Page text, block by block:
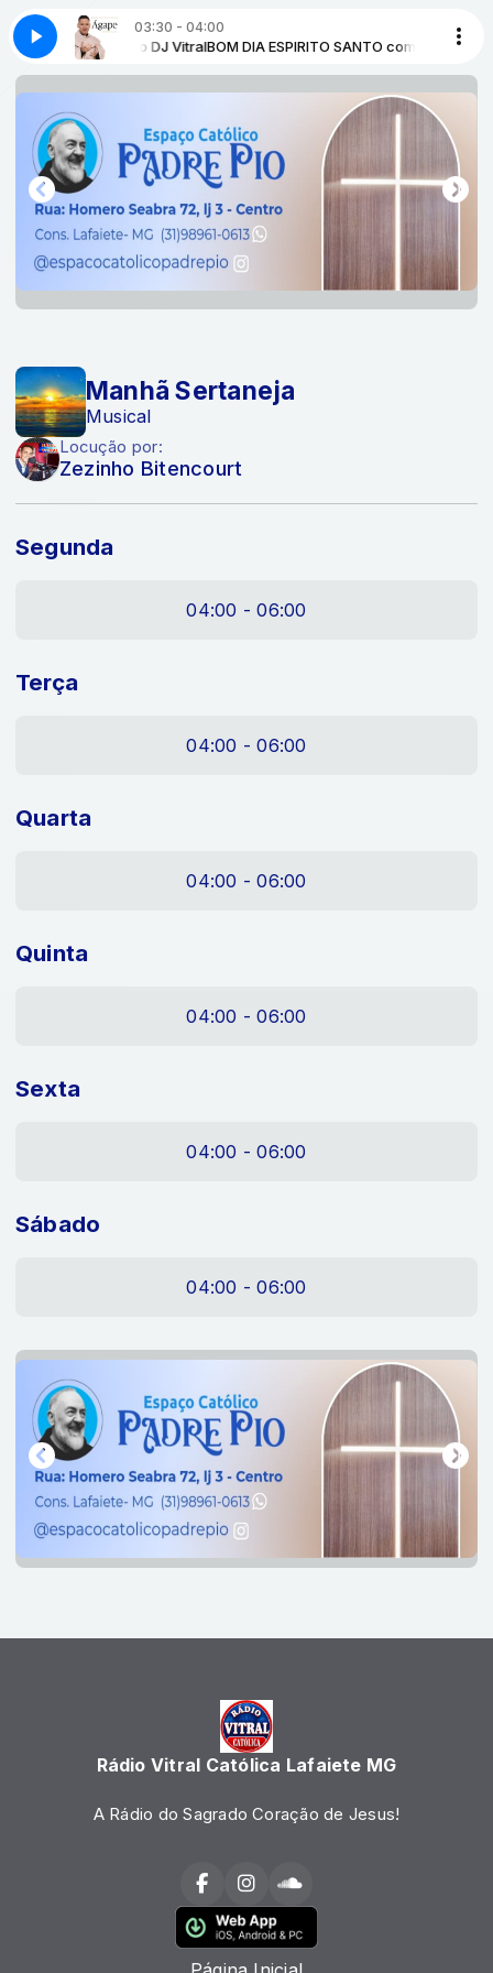
03:30 - 04:00
com Locutor Auto DJ VitralBOM DIA ESPIRITO SANTO com Locutor
PADRE MARCELO ROSSIANCORA DO AMOR PADRE MARCELO ROSSI
com Zezinho Bitencourt Manhã Sertaneja com Zezinho Bitencourt
Manhã Sertaneja
Musical
Locução por:
Zezinho Bitencourt
Segunda
04:00 - 06:00
Terça
04:00 - 06:00
Quarta
04:00 - 06:00
Quinta
04:00 - 06:00
Sexta
04:00 - 06:00
Sábado
04:00 - 06:00
Rádio Vitral Católica Lafaiete MG
A Rádio do Sagrado Coração de Jesus!